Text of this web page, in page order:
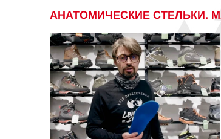
АНАТОМИЧЕСКИЕ СТЕЛЬКИ.